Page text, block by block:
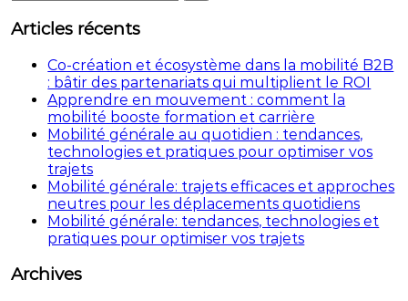
Articles récents
Co-création et écosystème dans la mobilité B2B
: bâtir des partenariats qui multiplient le ROI
Apprendre en mouvement : comment la
mobilité booste formation et carrière
Mobilité générale au quotidien : tendances,
technologies et pratiques pour optimiser vos
trajets
Mobilité générale: trajets efficaces et approches
neutres pour les déplacements quotidiens
Mobilité générale: tendances, technologies et
pratiques pour optimiser vos trajets
Archives